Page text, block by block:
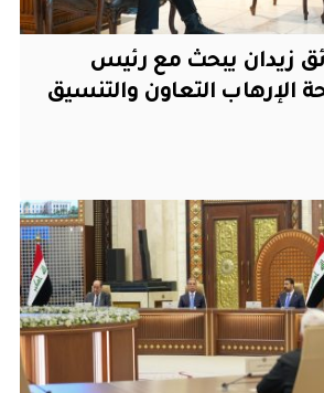
زيدان يبحث مع رئيس
الإرهاب التعاون والتنسيق